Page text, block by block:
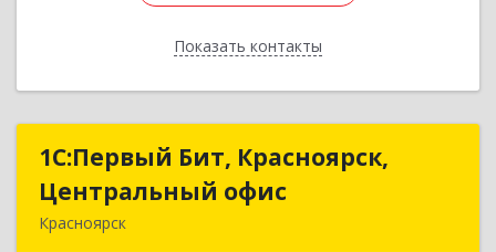
Показать контакты
Назад
1С:Первый Бит, Красноярск,
Центральный офис
Красноярск
1С:Первый Бит, Красноярск,
Центральный офис